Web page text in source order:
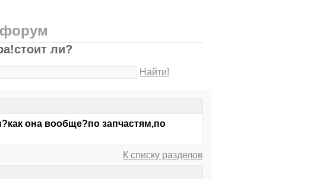
ли?
Найти!
она вообще?по запчастям,по
К списку разделов